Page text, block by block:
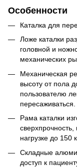
Особенности
Каталка для
Ложе каталки
головной и
механических
Механическая
высоту от пола
пользователю
пересаживаться.
Рама каталки
нагрузке до 150
Складные
доступ к